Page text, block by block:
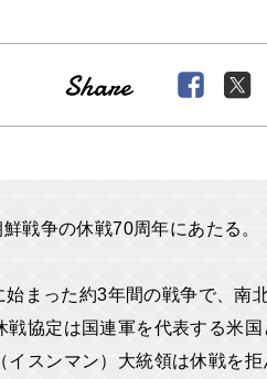
戦争の休戦70周年にあたる。
始まった約3年間の戦争で、南
戦協定は国連軍を代表する米
イスンマン）大統領は休戦を拒